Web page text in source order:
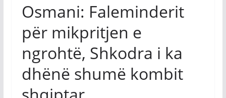
Osmani: Faleminderit
për mikpritjen e
ngrohtë, Shkodra i ka
dhënë shumë kombit